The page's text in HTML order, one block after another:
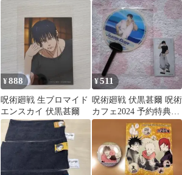
¥888
呪術廻戦 生ブロマイド
エンスカイ 伏黒甚爾
¥511
呪術廻戦 伏黒甚爾 呪術
カフェ2024 予約特典う
ちわ+大交流展特典セッ